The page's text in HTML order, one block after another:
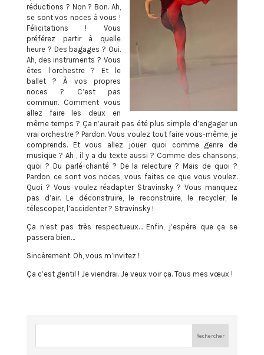
réductions ? Non ? Bon. Ah,
se sont vos noces à vous !
Félicitations ! Vous
préférez partir à quelle
heure ? Des bagages ? Oui.
Ah, des instruments ? Vous
êtes l’orchestre ? Et le
ballet ? À vos propres
noces ? C’est pas
commun. Comment vous
allez faire les deux en
même temps ? Ça n’aurait pas été plus simple d’engager un
vrai orchestre ? Pardon. Vous voulez tout faire vous-même, je
comprends. Et vous allez jouer quoi comme genre de
musique ? Ah , il y a du texte aussi ? Comme des chansons,
quoi ? Du parlé-chanté ? De la relecture ? Mais de quoi ?
Pardon, ce sont vos noces, vous faites ce que vous voulez.
Quoi ? Vous voulez réadapter Stravinsky ? Vous manquez
pas d’air. Le déconstruire, le reconstruire, le recycler, le
télescoper, l’accidenter ? Stravinsky !
Ça n’est pas très respectueux… Enfin, j’espère que ça se
passera bien…
Sincèrement. Oh, vous m’invitez !
Ça c’est gentil ! Je viendrai. Je veux voir ça. Tous mes vœux !